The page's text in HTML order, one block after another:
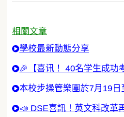
相關文章
學校最新動態分享
🎉【喜讯！ 40名学生成功
本校步操管樂團於7月19日
📣 DSE喜訊！英文科改革